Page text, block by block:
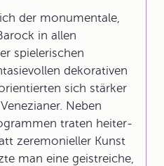
der monumentale,
in allen
spielerischen
dekorativen
sich stärker
Neben
traten heiter-
zeremonieller Kunst
man eine geistreiche,